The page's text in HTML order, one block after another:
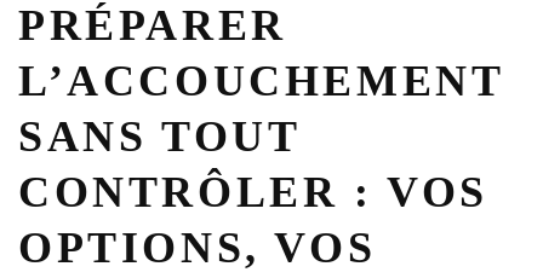
PRÉPARER
L’ACCOUCHEMENT
SANS TOUT
CONTRÔLER : VOS
OPTIONS, VOS